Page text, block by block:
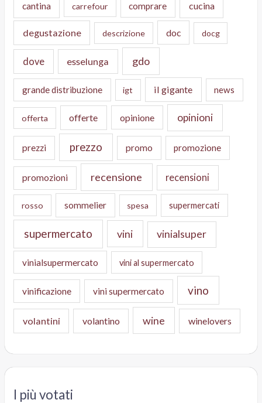
cantina carrefour comprare cucina
degustazione descrizione doc docg
dove esselunga gdo
grande distribuzione igt il gigante news
offerta offerte opinione opinioni
prezzi prezzo promo promozione
promozioni recensione recensioni
rosso sommelier spesa supermercati
supermercato vini vinialsuper
vinialsupermercato vini al supermercato
vinificazione vini supermercato vino
volantini volantino wine winelovers
I più votati